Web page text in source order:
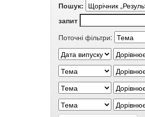
Пошук:
запит
Поточні фільтри: